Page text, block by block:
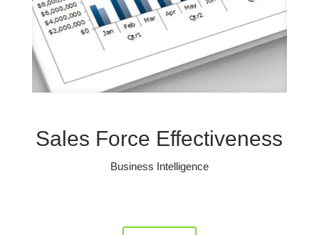
Sales Force Effectiveness
Business Intelligence